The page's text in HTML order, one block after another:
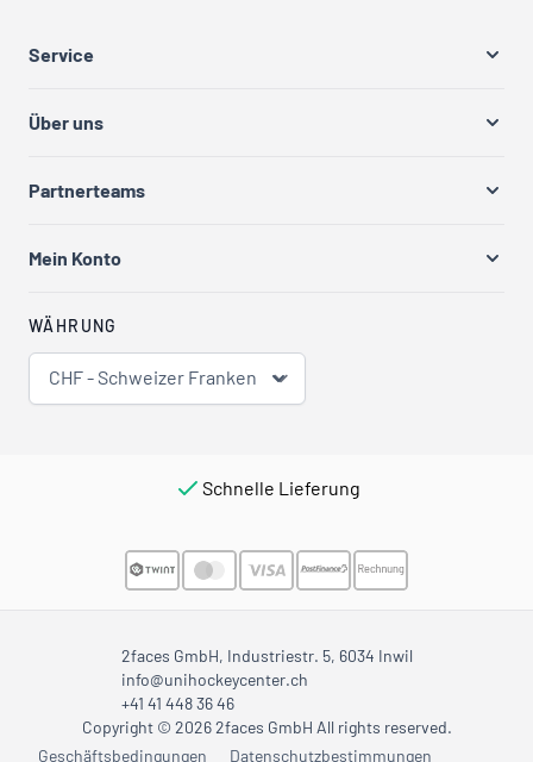
Service
Über uns
Partnerteams
Mein Konto
WÄHRUNG
CHF - Schweizer Franken
Schnelle Lieferung
2faces GmbH, Industriestr. 5, 6034 Inwil
info@unihockeycenter.ch
+41 41 448 36 46
Copyright © 2026 2faces GmbH All rights reserved.
Geschäftsbedingungen
Datenschutzbestimmungen